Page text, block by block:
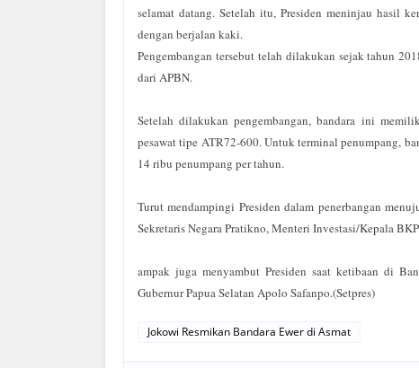
selamat datang. Setelah itu, Presiden meninjau hasil
dengan berjalan kaki.
Pengembangan tersebut telah dilakukan sejak tahun
dari APBN.
Setelah dilakukan pengembangan, bandara ini
pesawat tipe ATR72-600. Untuk terminal penumpang,
14 ribu penumpang per tahun.
Turut mendampingi Presiden dalam penerbangan
Sekretaris Negara Pratikno, Menteri Investasi/Kepala
ampak juga menyambut Presiden saat ketibaan di
Gubernur Papua Selatan Apolo Safanpo.(Setpres)
Jokowi Resmikan Bandara Ewer di Asmat